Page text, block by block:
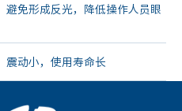
避免形成反光，降低操作人员眼
震动小，使用寿命长